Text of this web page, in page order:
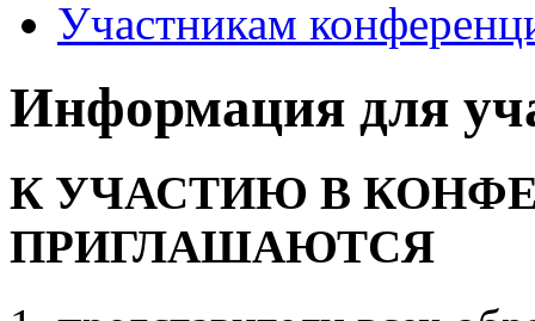
Участникам
Информация для
К УЧАСТИЮ В
ПРИГЛАШАЮТСЯ